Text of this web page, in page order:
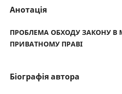
Анотація
ПРОБЛЕМА ОБХОДУ ЗАКОНУ
ПРИВАТНОМУ ПРАВІ
Біографія автора